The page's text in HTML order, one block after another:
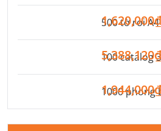
500 tờ rơi A4
100 catalog
1000 phong